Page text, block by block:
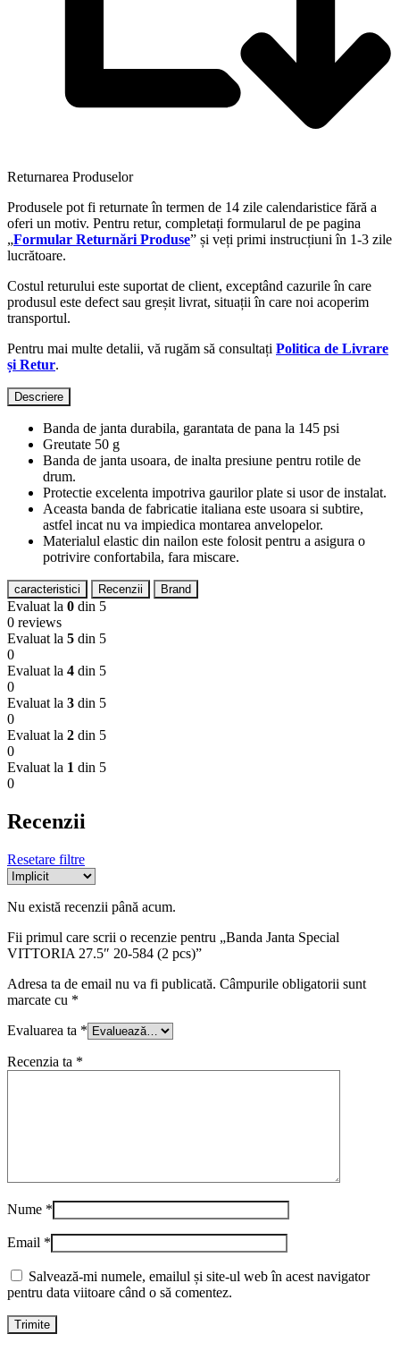
Returnarea Produselor
Produsele pot fi returnate în termen de 14 zile calendaristice fără a
oferi un motiv. Pentru retur, completați formularul de pe pagina
„Formular Returnări Produse” și veți primi instrucțiuni în 1-3 zile
lucrătoare.
Costul returului este suportat de client, exceptând cazurile în care
produsul este defect sau greșit livrat, situații în care noi acoperim
transportul.
Pentru mai multe detalii, vă rugăm să consultați Politica de Livrare
și Retur.
Descriere
Banda de janta durabila, garantata de pana la 145 psi
Greutate 50 g
Banda de janta usoara, de inalta presiune pentru rotile de
drum.
Protectie excelenta impotriva gaurilor plate si usor de instalat.
Aceasta banda de fabricatie italiana este usoara si subtire,
astfel incat nu va impiedica montarea anvelopelor.
Materialul elastic din nailon este folosit pentru a asigura o
potrivire confortabila, fara miscare.
caracteristici Recenzii Brand
Evaluat la 0 din 5
0 reviews
Evaluat la 5 din 5
0
Evaluat la 4 din 5
0
Evaluat la 3 din 5
0
Evaluat la 2 din 5
0
Evaluat la 1 din 5
0
Recenzii
Resetare filtre
Nu există recenzii până acum.
Fii primul care scrii o recenzie pentru „Banda Janta Special
VITTORIA 27.5″ 20-584 (2 pcs)”
Adresa ta de email nu va fi publicată. Câmpurile obligatorii sunt
marcate cu *
Evaluarea ta *
Recenzia ta *
Nume *
Email *
Salvează-mi numele, emailul și site-ul web în acest navigator
pentru data viitoare când o să comentez.